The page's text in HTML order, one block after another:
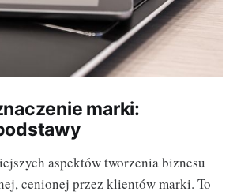
marki:
aspektów tworzenia biznesu
cenionej przez klientów marki. To